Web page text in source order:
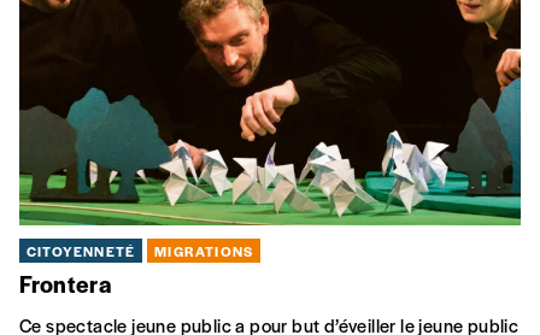
l’acte de soin dans une société qui laisse ces étrangers à la
MIGRATIONS
La fabrique des étrangers
Où peut-on croiser plus de diversité que devant le guichet de
l’Office des étrangers? Et pourtant, le droit a choisi de
regrouper et d’écraser ce foisonnement de différences sous